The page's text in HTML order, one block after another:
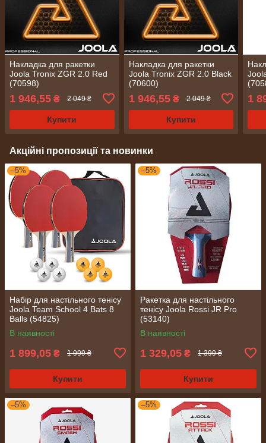
Накладка для ракетки
Joola Tronix ZGR 2.0 Red
(70598)
1 946,55 ₴ 2 049 ₴
Купити
Накладка для ракетки
Joola Tronix ZGR 2.0 Black
(70600)
1 946,55₴ 2 049 ₴
Купити
1
Акційні пропозиції та новинки
–5%
Набір для настільного тенісу
Joola Team School 4 Bats 8
Balls (54825)
В наявності
1 899,05 ₴ 1 999 ₴
Купити
–5%
Ракетка для настільного
тенісу Joola Rossi JR Pro
(53140)
В наявності
1 329,05 ₴ 1 399 ₴
Купити
–5% –5%